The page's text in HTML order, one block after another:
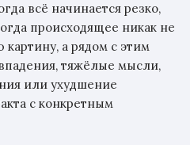
всё начинается резко,
происходящее никак не
картину, а рядом с этим
тяжёлые мысли,
или ухудшение
с конкретным